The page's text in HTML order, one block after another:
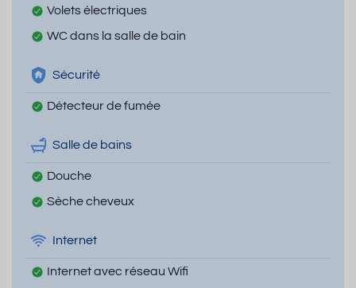
Volets électriques
WC dans la salle de bain
Sécurité
Détecteur de fumée
Salle de bains
Douche
Sèche cheveux
Internet
Internet avec réseau Wifi